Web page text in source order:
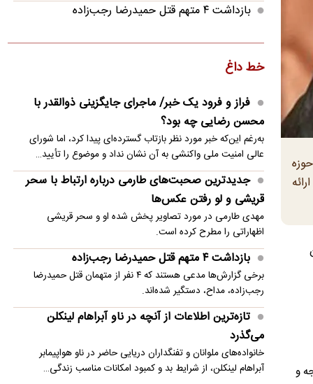
و
بازداشت ۴ متهم قتل حمیدرضا رجب‌زاده
ببینید؛ خلاصه بازی یوونتوس ۱ - اینتر ۲ | دوستانه
در استرالیا
سایه انداخته است
اینتر یونتوس را در استرالیا شکست داد
تصاویری زیبا از باران تابستانی در ارتفاعات دماوند
زلنسکی برای خرید پدافند هوایی به اسرائیل رو
انداخت
سقوط بالگرد سیکورسکی آمریکا و وضعیت ۲ خلبان
تیم جدید مجتبی جباری مشخص شد
خط داغ
فراز و فرود یک خبر/ ماجرای جایگزینی ذوالقدر با
محسن رضایی چه بود؟
به‌رغم این‌که خبر مورد نظر بازتاب گسترده‌ای پیدا کرد، اما شورای
عالی امنیت ملی واکنشی به آن نشان نداد و موضوع را تأیید…
جدیدترین صحبت‌های طارمی درباره ارتباط با سحر
قریشی و لو رفتن عکس‌ها
مهدی طارمی در مورد تصاویر پخش شده او و سحر قریشی
اظهاراتی را مطرح کرده است.
بازداشت ۴ متهم قتل حمیدرضا رجب‌زاده
برخی گزارش‌ها مدعی هستند که ۴ نفر از متهمان قتل حمیدرضا
رجب‌زاده، مداح، دستگیر شده‌اند.
تازه‌ترین اطلاعات از آنچه در ناو آبراهام لینکلن
می‌گذرد
خانواده‌های ملوانان و تفنگداران دریایی حاضر در ناو هواپیمابر
آبراهام لینکلن، از شرایط بد و کمبود امکانات مناسب زندگی…